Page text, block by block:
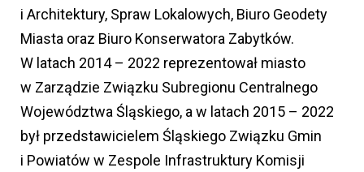
i Architektury, Spraw Lokalowych, Biuro Geodety
Miasta oraz Biuro Konserwatora Zabytków.
W latach 2014 – 2022 reprezentował miasto
w Zarządzie Związku Subregionu Centralnego
Województwa Śląskiego, a w latach 2015 – 2022
był przedstawicielem Śląskiego Związku Gmin
i Powiatów w Zespole Infrastruktury Komisji